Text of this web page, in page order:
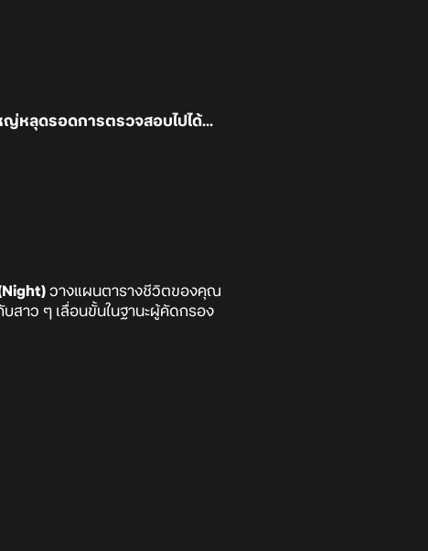
ญ่หลุดรอดการตรวจสอบไปได้...
วางแผนตารางชีวิตของคุณ
สาว ๆ เลื่อนขั้นในฐานะผู้คัดกรอง